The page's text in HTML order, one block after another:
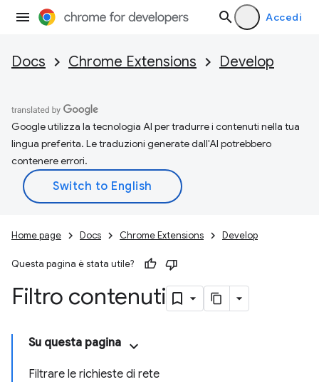
Accedi
Docs Chrome Extensions Develop
Google utilizza la tecnologia AI per tradurre i contenuti nella tua
lingua preferita. Le traduzioni generate dall'AI potrebbero
contenere errori.
Home page Docs Chrome Extensions Develop
Questa pagina è stata utile?
Filtro contenuti
Su questa pagina
Filtrare le richieste di rete